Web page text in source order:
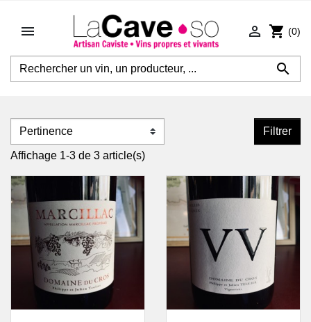


 shopping_cart (0)
Filtrer
Affichage 1-3 de 3 article(s)